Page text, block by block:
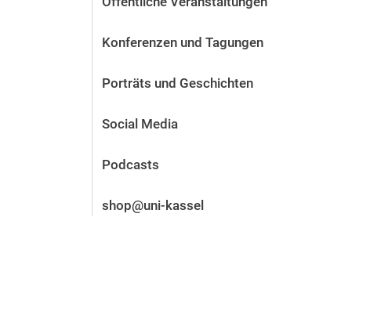
Stellenangebote
Alum­ni und Freunde
Kontakt und Standorte
Konferenzen und Tagungen
Porträts und Geschichten
Social Media
Podcasts
shop@uni-kassel